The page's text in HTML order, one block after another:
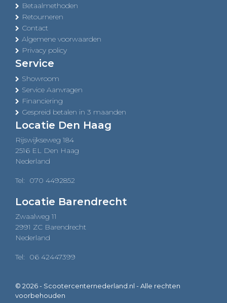
Betaalmethoden
Retourneren
Contact
Algemene voorwaarden
Privacy policy
Service
Showroom
Service Aanvragen
Financiering
Gespreid betalen in 3 maanden
Locatie Den Haag
Rijswijkseweg 184
2516 EL Den Haag
Nederland
Tel: 070 4492852
Locatie Barendrecht
Zwaalweg 11
2991 ZC Barendrecht
Nederland
Tel: 06 42447399
© 2026 - Scootercenternederland.nl - Alle rechten
voorbehouden